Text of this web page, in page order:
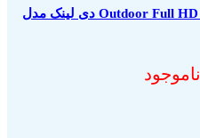
دوربین تحت شبکه Outdoor Full HD WDR دی لینک مدل
ناموجود